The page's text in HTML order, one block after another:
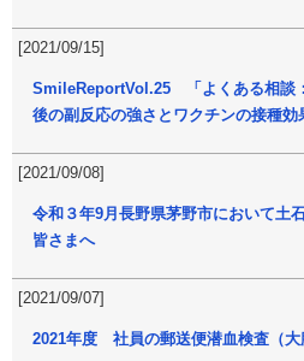
[2021/09/15]
SmileReportVol.25 「よくある相談
後の副反応の強さとワクチンの接種効
[2021/09/08]
令和３年9月長野県茅野市において土
皆さまへ
[2021/09/07]
2021年度 社員の郵送便潜血検査（大